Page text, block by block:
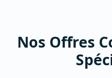
Nos Offres